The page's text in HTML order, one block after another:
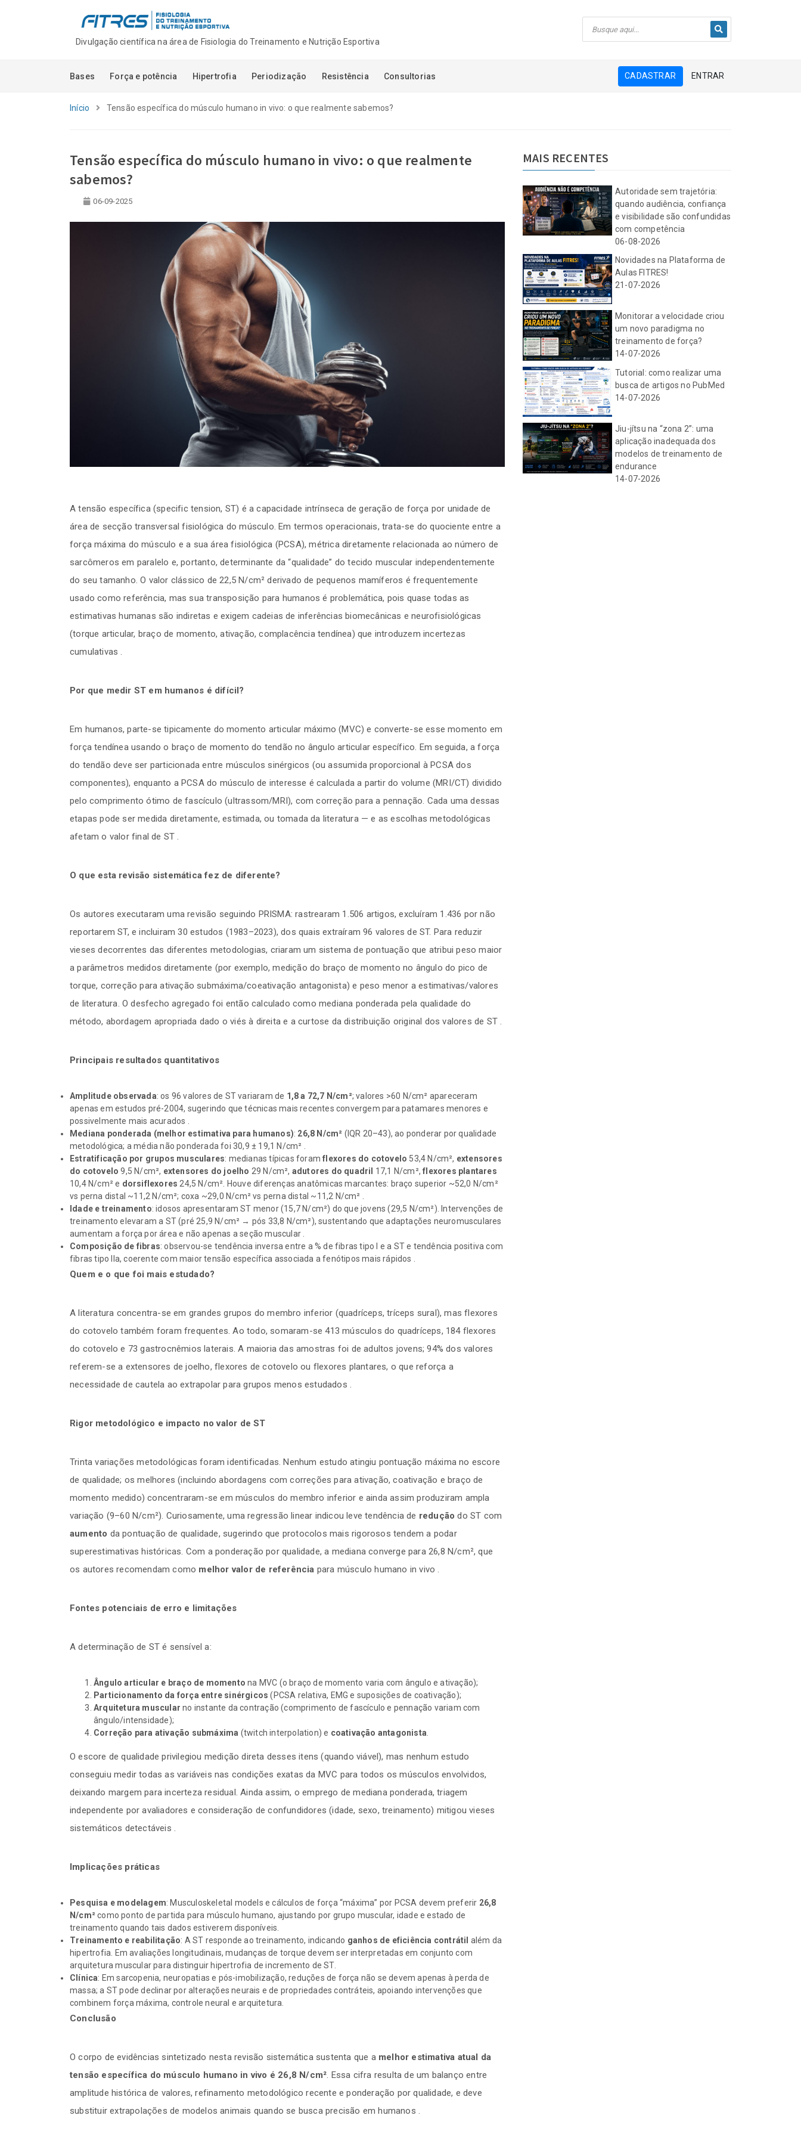
Divulgação científica na área de Fisiologia do Treinamento e Nutrição Esportiva
Bases Força e potência Hipertrofia Periodização Resistência Consultorias CADASTRAR ENTRAR
Início Tensão específica do músculo humano in vivo: o que realmente sabemos?
Tensão específica do músculo humano in vivo: o que realmente
sabemos?
06-09-2025
A tensão específica (specific tension, ST) é a capacidade intrínseca de geração de força por unidade de
área de secção transversal fisiológica do músculo. Em termos operacionais, trata-se do quociente entre a
força máxima do músculo e a sua área fisiológica (PCSA), métrica diretamente relacionada ao número de
sarcômeros em paralelo e, portanto, determinante da “qualidade” do tecido muscular independentemente
do seu tamanho. O valor clássico de 22,5 N/cm² derivado de pequenos mamíferos é frequentemente
usado como referência, mas sua transposição para humanos é problemática, pois quase todas as
estimativas humanas são indiretas e exigem cadeias de inferências biomecânicas e neurofisiológicas
(torque articular, braço de momento, ativação, complacência tendínea) que introduzem incertezas
cumulativas .
Por que medir ST em humanos é difícil?
Em humanos, parte-se tipicamente do momento articular máximo (MVC) e converte-se esse momento em
força tendínea usando o braço de momento do tendão no ângulo articular específico. Em seguida, a força
do tendão deve ser particionada entre músculos sinérgicos (ou assumida proporcional à PCSA dos
componentes), enquanto a PCSA do músculo de interesse é calculada a partir do volume (MRI/CT) dividido
pelo comprimento ótimo de fascículo (ultrassom/MRI), com correção para a pennação. Cada uma dessas
etapas pode ser medida diretamente, estimada, ou tomada da literatura — e as escolhas metodológicas
afetam o valor final de ST .
O que esta revisão sistemática fez de diferente?
Os autores executaram uma revisão seguindo PRISMA: rastrearam 1.506 artigos, excluíram 1.436 por não
reportarem ST, e incluiram 30 estudos (1983–2023), dos quais extraíram 96 valores de ST. Para reduzir
vieses decorrentes das diferentes metodologias, criaram um sistema de pontuação que atribui peso maior
a parâmetros medidos diretamente (por exemplo, medição do braço de momento no ângulo do pico de
torque, correção para ativação submáxima/coeativação antagonista) e peso menor a estimativas/valores
de literatura. O desfecho agregado foi então calculado como mediana ponderada pela qualidade do
método, abordagem apropriada dado o viés à direita e a curtose da distribuição original dos valores de ST .
Principais resultados quantitativos
Amplitude observada: os 96 valores de ST variaram de 1,8 a 72,7 N/cm²; valores >60 N/cm² apareceram
apenas em estudos pré-2004, sugerindo que técnicas mais recentes convergem para patamares menores e
possivelmente mais acurados .
Mediana ponderada (melhor estimativa para humanos): 26,8 N/cm² (IQR 20–43), ao ponderar por qualidade
metodológica; a média não ponderada foi 30,9 ± 19,1 N/cm² .
Estratificação por grupos musculares: medianas típicas foramflexores do cotovelo 53,4 N/cm², extensores
do cotovelo 9,5 N/cm², extensores do joelho 29 N/cm², adutores do quadril 17,1 N/cm²,flexores plantares
10,4 N/cm² e dorsiflexores 24,5 N/cm². Houve diferenças anatômicas marcantes: braço superior ~52,0 N/cm²
vs perna distal ~11,2 N/cm²; coxa ~29,0 N/cm² vs perna distal ~11,2 N/cm² .
Idade e treinamento: idosos apresentaram ST menor (15,7 N/cm²) do que jovens (29,5 N/cm²). Intervenções de
treinamento elevaram a ST (pré 25,9 N/cm² → pós 33,8 N/cm²), sustentando que adaptações neuromusculares
aumentam a força por área e não apenas a seção muscular .
Composição de fibras: observou-se tendência inversa entre a % de fibras tipo I e a ST e tendência positiva com
fibras tipo IIa, coerente com maior tensão específica associada a fenótipos mais rápidos .
Quem e o que foi mais estudado?
A literatura concentra-se em grandes grupos do membro inferior (quadríceps, tríceps sural), mas flexores
do cotovelo também foram frequentes. Ao todo, somaram-se 413 músculos do quadríceps, 184 flexores
do cotovelo e 73 gastrocnêmios laterais. A maioria das amostras foi de adultos jovens; 94% dos valores
referem-se a extensores de joelho, flexores de cotovelo ou flexores plantares, o que reforça a
necessidade de cautela ao extrapolar para grupos menos estudados .
Rigor metodológico e impacto no valor de ST
Trinta variações metodológicas foram identificadas. Nenhum estudo atingiu pontuação máxima no escore
de qualidade; os melhores (incluindo abordagens com correções para ativação, coativação e braço de
momento medido) concentraram-se em músculos do membro inferior e ainda assim produziram ampla
variação (9–60 N/cm²). Curiosamente, uma regressão linear indicou leve tendência de redução do ST com
aumento da pontuação de qualidade, sugerindo que protocolos mais rigorosos tendem a podar
superestimativas históricas. Com a ponderação por qualidade, a mediana converge para 26,8 N/cm², que
os autores recomendam como melhor valor de referência para músculo humano in vivo .
Fontes potenciais de erro e limitações
A determinação de ST é sensível a:
Ângulo articular e braço de momento na MVC (o braço de momento varia com ângulo e ativação);
Particionamento da força entre sinérgicos (PCSA relativa, EMG e suposições de coativação);
Arquitetura muscular no instante da contração (comprimento de fascículo e pennação variam com
ângulo/intensidade);
Correção para ativação submáxima (twitch interpolation) e coativação antagonista
O escore de qualidade privilegiou medição direta desses itens (quando viável), mas nenhum estudo
conseguiu medir todas as variáveis nas condições exatas da MVC para todos os músculos envolvidos,
deixando margem para incerteza residual. Ainda assim, o emprego de mediana ponderada, triagem
independente por avaliadores e consideração de confundidores (idade, sexo, treinamento) mitigou vieses
sistemáticos detectáveis .
Implicações práticas
Pesquisa e modelagem: Musculoskeletal models e cálculos de força “máxima” por PCSA devem preferir 26,8
N/cm²como ponto de partida para músculo humano, ajustando por grupo muscular, idade e estado de
treinamento quando tais dados estiverem disponíveis.
Treinamento e reabilitação: A ST responde ao treinamento, indicando ganhos de eficiência contrátil além da
hipertrofia. Em avaliações longitudinais, mudanças de torque devem ser interpretadas em conjunto com
arquitetura muscular para distinguir hipertrofia de incremento de ST.
Clínica: Em sarcopenia, neuropatias e pós-imobilização, reduções de força não se devem apenas à perda de
massa; a ST pode declinar por alterações neurais e de propriedades contráteis, apoiando intervenções que
combinem força máxima, controle neural e arquitetura.
Conclusão
O corpo de evidências sintetizado nesta revisão sistemática sustenta que a melhor estimativa atual da
tensão específica do músculo humano in vivo é 26,8 N/cm². Essa cifra resulta de um balanço entre
amplitude histórica de valores, refinamento metodológico recente e ponderação por qualidade, e deve
substituir extrapolações de modelos animais quando se busca precisão em humanos .
MAIS RECENTES
com competência
06-08-2026
Novidades na Plataforma de
Aulas FITRES!
21-07-2026
Monitorar a velocidade criou
um novo paradigma no
treinamento de força?
14-07-2026
Tutorial: como realizar uma
busca de artigos no PubMed
14-07-2026
Jiu-jítsu na “zona 2”: uma
aplicação inadequada dos
modelos de treinamento de
endurance
endurance
Autoridade sem trajetória:
quando audiência, confiança
e visibilidade são confundidas
com competência
06-08-2026
Novidades na Plataforma de
Aulas FITRES!
21-07-2026
Monitorar a velocidade criou
um novo paradigma no
treinamento de força?
14-07-2026
Tutorial: como realizar uma
busca de artigos no PubMed
14-07-2026
Jiu-jítsu na “zona 2”: uma
aplicação inadequada dos
modelos de treinamento de
endurance
14-07-2026